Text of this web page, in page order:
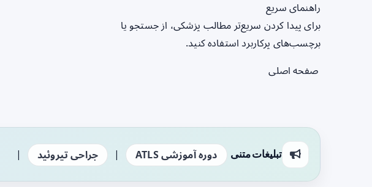
راهنمای سریع
برای پیدا کردن سریع‌تر مطالب پزشکی، از جستجو یا
برچسب‌های پرکاربرد استفاده کنید.
صفحه اصلی
تبلیغات متنی دوره آموزشی ATLS | جراحی تیروئید |